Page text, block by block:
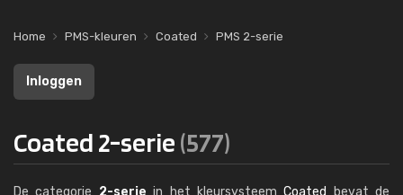
Home PMS-kleuren Coated PMS 2-serie
Inloggen
Coated 2-serie(577)
De categorie 2-serie in het kleursysteemCoated
bevat de